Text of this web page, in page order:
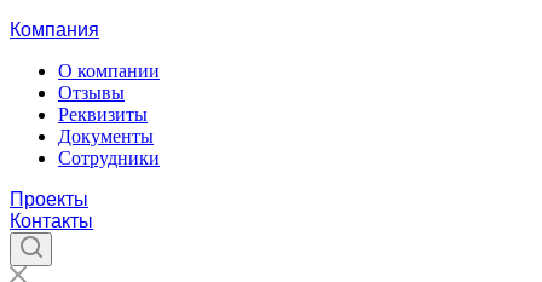
Компания
О компании
Отзывы
Реквизиты
Документы
Сотрудники
Проекты
Контакты